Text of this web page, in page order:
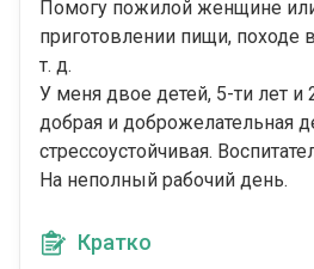
Помогу пожилой женщине
приготовлении пищи, походе
т. д.
У меня двое детей, 5-ти лет и
добрая и доброжелательная
стрессоустойчивая.
На неполный рабочий день.
Кратко